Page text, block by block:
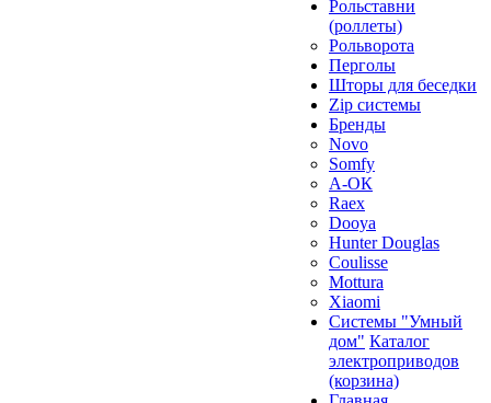
Рольставни
(роллеты)
Рольворота
Перголы
Шторы для беседки
Zip системы
Бренды
Novo
Somfy
А-ОК
Raex
Dooya
Hunter Douglas
Coulisse
Mottura
Xiaomi
Системы "Умный
дом" Каталог
электроприводов
(корзина)